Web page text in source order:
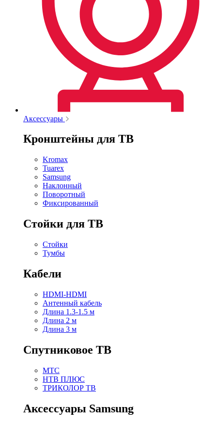
Аксессуары
Кронштейны для ТВ
Kromax
Tuarex
Samsung
Наклонный
Поворотный
Фиксированный
Стойки для ТВ
Стойки
Тумбы
Кабели
HDMI-HDMI
Антенный кабель
Длина 1.3-1.5 м
Длина 2 м
Длина 3 м
Спутниковое ТВ
МТС
НТВ ПЛЮС
ТРИКОЛОР ТВ
Аксессуары Samsung